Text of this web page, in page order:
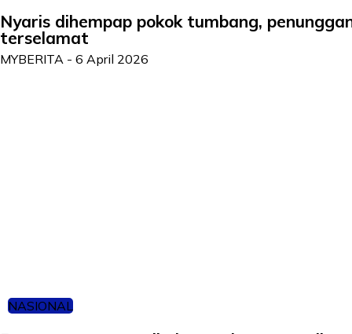
Nyaris dihempap pokok tumbang,
terselamat
MYBERITA - 6 April 2026
NASIONAL